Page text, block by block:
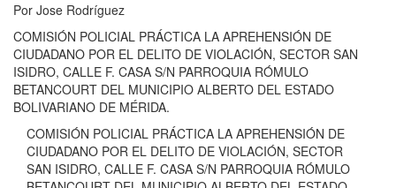
Por Jose Rodríguez
COMISIÓN POLICIAL PRÁCTICA LA APREHENSIÓN DE
CIUDADANO POR EL DELITO DE VIOLACIÓN, SECTOR SAN
ISIDRO, CALLE F. CASA S/N PARROQUIA RÓMULO
BETANCOURT DEL MUNICIPIO ALBERTO DEL ESTADO
BOLIVARIANO DE MÉRIDA.
COMISIÓN POLICIAL PRÁCTICA LA APREHENSIÓN DE
CIUDADANO POR EL DELITO DE VIOLACIÓN, SECTOR
SAN ISIDRO, CALLE F. CASA S/N PARROQUIA RÓMULO